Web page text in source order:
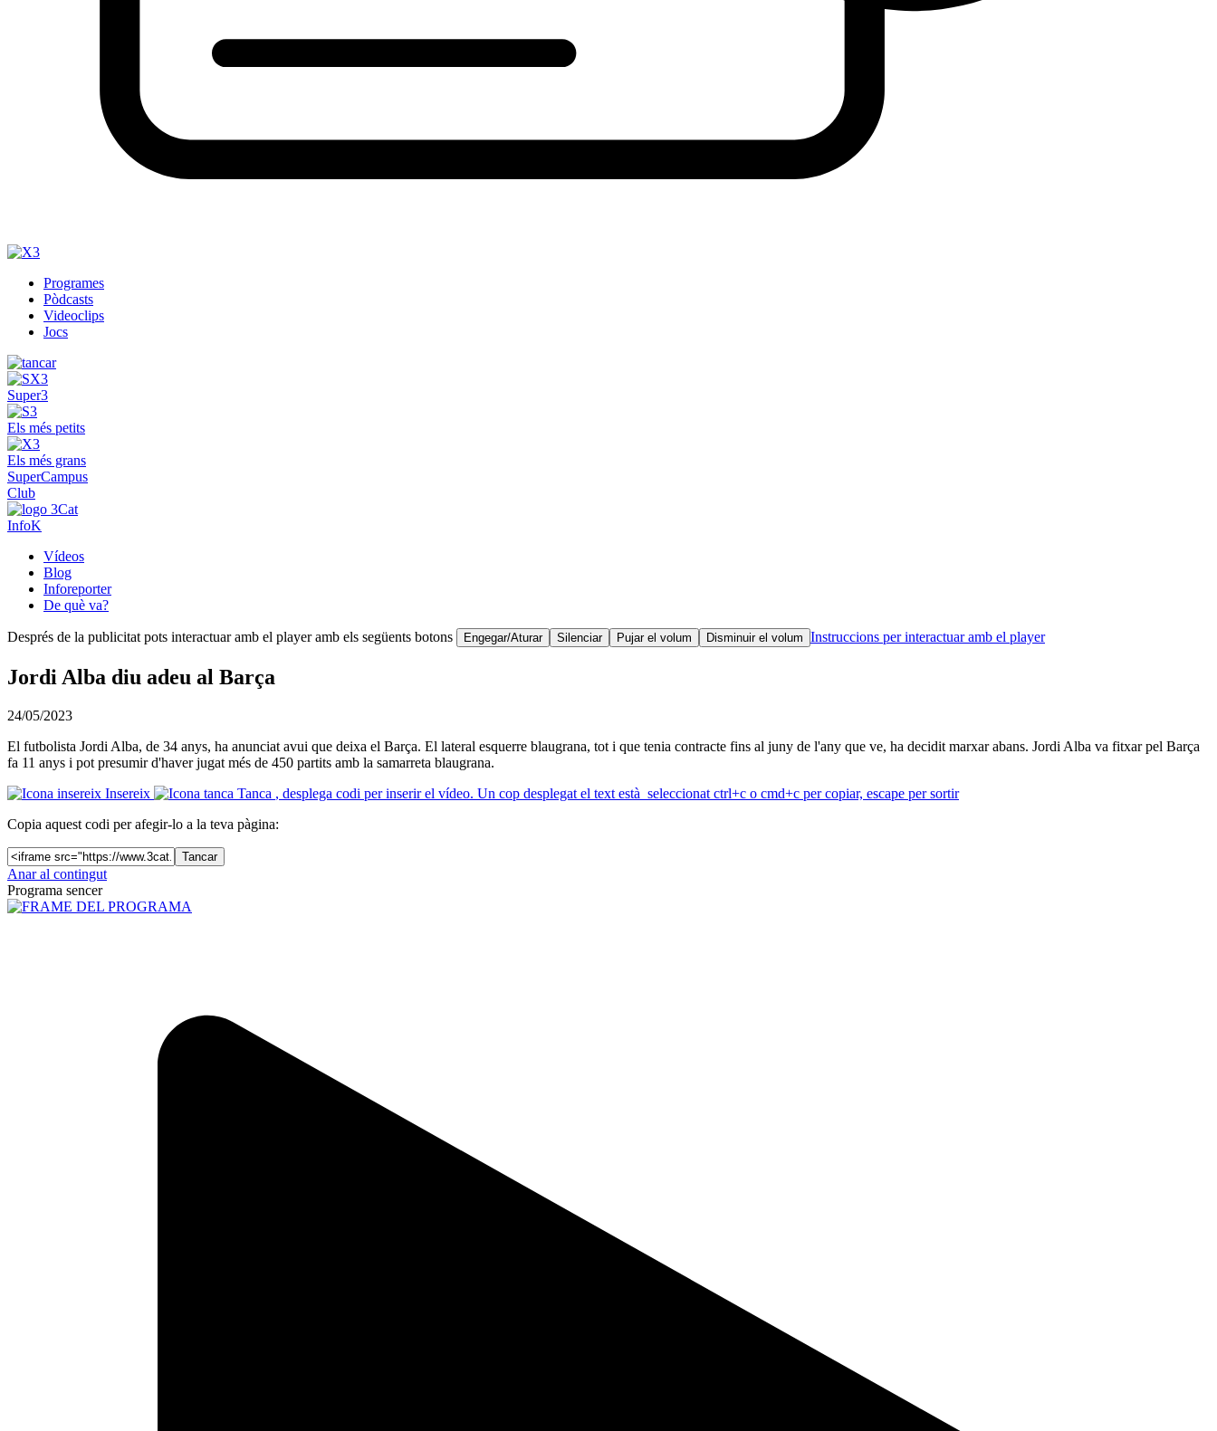
Programes
Pòdcasts
Videoclips
Jocs
Super3
Els més petits
Els més grans
SuperCampus
Club
InfoK
Vídeos
Blog
Inforeporter
De què va?
Després de la publicitat pots interactuar amb el player amb els següents botons Engegar/Aturar Silenciar Pujar el volum Disminuir el volum Instruccions per interactuar amb el player
Jordi Alba diu adeu al Barça
24/05/2023
El futbolista Jordi Alba, de 34 anys, ha anunciat avui que deixa el Barça. El lateral esquerre blaugrana, tot i que tenia contracte fins al juny de l'any que ve, ha decidit marxar abans. Jordi Alba va fitxar pel Barça
fa 11 anys i pot presumir d'haver jugat més de 450 partits amb la samarreta blaugrana.
Insereix
Tanca , desplega codi per inserir el vídeo. Un cop desplegat el text està seleccionat ctrl+c o cmd+c per copiar, escape per sortir
Copia aquest codi per afegir-lo a la teva pàgina:
Tancar
Anar al contingut
Programa sencer